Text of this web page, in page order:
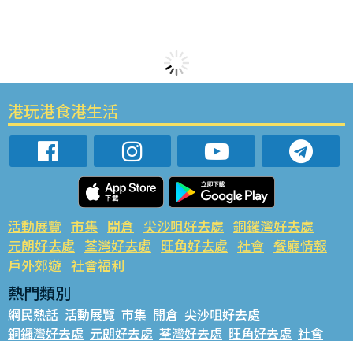
港玩港食港生活
活動展覽 市集 開倉 尖沙咀好去處 銅鑼灣好去處
元朗好去處 荃灣好去處 旺角好去處 社會 餐廳情報
戶外郊遊 社會福利
熱門類別
網民熱話 活動展覽 市集 開倉 尖沙咀好去處
銅鑼灣好去處 元朗好去處 荃灣好去處 旺角好去處 社會